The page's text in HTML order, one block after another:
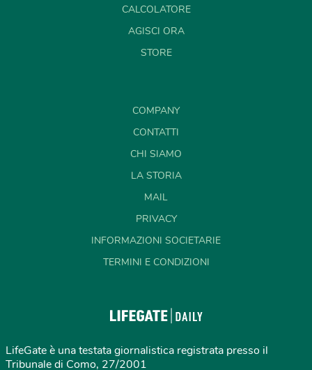
CALCOLATORE
AGISCI ORA
STORE
COMPANY
CONTATTI
CHI SIAMO
LA STORIA
MAIL
PRIVACY
INFORMAZIONI SOCIETARIE
TERMINI E CONDIZIONI
LifeGate è una testata giornalistica registrata presso il
Tribunale di Como, 27/2001